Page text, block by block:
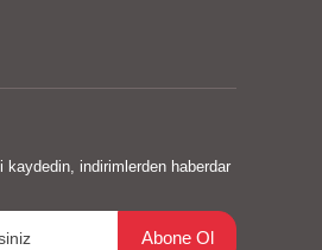
kaydedin, indirimlerden haberdar
Abone Ol